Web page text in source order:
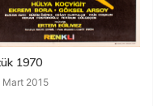
1970
Mart 2015